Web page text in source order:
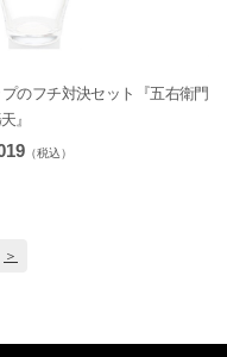
プのフチ対決セット『五右衛門
』
（税込）
＞